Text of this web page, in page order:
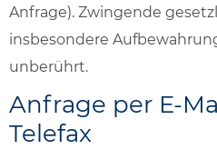
Anfrage). Zwingende
insbesondere
unberührt.
Anfrage per E-
Telefax